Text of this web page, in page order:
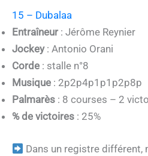
15 – Dubalaa
Entraîneur: Jérôme Reynier
Jockey: Antonio Orani
Corde : stalle n°8
Musique : 2p2p4p1p1p2p8p
Palmarès : 8 courses – 2
% de victoires : 25%
Dans un registre différent,